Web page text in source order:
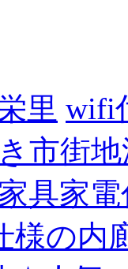
里 wifi
市街地
具家電
の内